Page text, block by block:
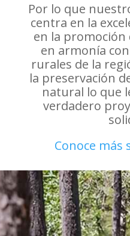
Por lo que
centra en la
en la promoción
en armonía
rurales de la
la preservación
natural lo que
verdadero
Conoce